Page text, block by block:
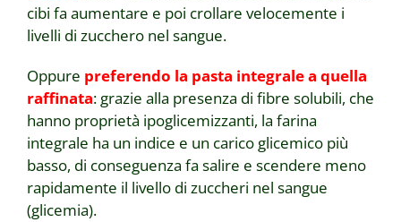
cibi fa aumentare e poi crollare velocemente i
livelli di zucchero nel sangue.
Oppure preferendo la pasta integrale a quella
raffinata: grazie alla presenza di fibre solubili, che
hanno proprietà ipoglicemizzanti, la farina
integrale ha un indice e un carico glicemico più
basso, di conseguenza fa salire e scendere meno
rapidamente il livello di zuccheri nel sangue
(glicemia).